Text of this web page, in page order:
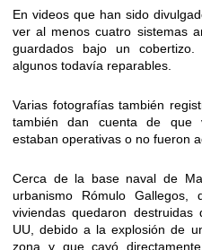
En videos que han sido
ver al menos cuatro sistemas
guardados bajo un
algunos todavía reparables.
Varias fotografías también
también dan cuenta de que
estaban operativas o no fueron
Cerca de la base naval de
urbanismo Rómulo
viviendas quedaron
UU, debido a la explosión de
zona y que cayó